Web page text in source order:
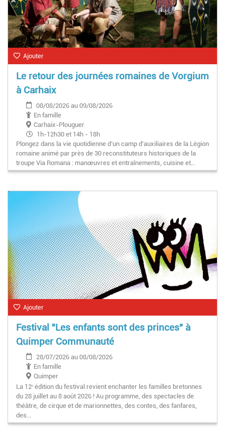
Ajouter
Le retour des journées romaines de Vorgium
à Carhaix
08/08/2026 au 09/08/2026
En famille
Carhaix-Plouguer
1h-12h30 et 14h - 18h
Plongez dans la vie quotidienne d’un camp d’auxiliaires de la Légion
romaine animé par près de 30 reconstituteurs historiques de la
troupe Via Romana : manœuvres et entraînements, cuisine et…
Ajouter
Festival "Les enfants sont des princes" à
Quimper Communauté
28/07/2026 au 08/08/2026
En famille
Quimper
La 12ᵉ édition du festival revient enchanter les familles bretonnes
du 28 juillet au 8 août 2026 ! Au programme, des spectacles de
théâtre, de cirque et de marionnettes, des contes, des fanfares,
des…